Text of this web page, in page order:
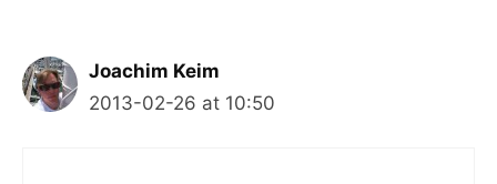
Joachim Keim
2013-02-26 at 10:50